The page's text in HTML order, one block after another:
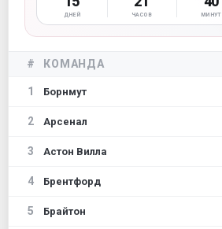
ДНЕЙ ЧАСОВ МИНУТ
# КОМАНДА
1 Борнмут
2 Арсенал
3 Астон Вилла
4 Брентфорд
5 Брайтон